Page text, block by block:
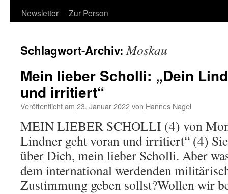
Newsletter
Zur Person
Schlagwort-Archiv:Moskau
Mein lieber Scholli: „Dein
und irritiert“
Veröffentlicht am 23. Januar 2022von Hannes Nagel
MEIN LIEBER SCHOLLI (4) von
Lindner geht voran und irritiert“ (4)
über Dich, mein lieber Scholli. Aber
dem international werdenden
Zustimmung geben sollst?Wollen wir